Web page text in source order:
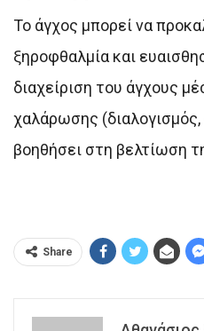
Το άγχος μπορεί να
ξηροφθαλμία και
διαχείριση του άγχους
χαλάρωσης (διαλογισμός,
βοηθήσει στη βελτίωση
Share